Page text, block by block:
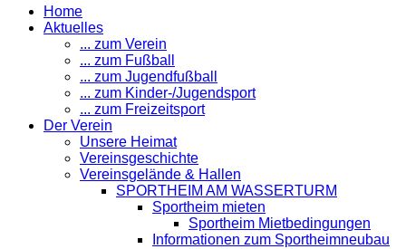
Home
Aktuelles
... zum Verein
... zum Fußball
... zum Jugendfußball
... zum Kinder-/Jugendsport
... zum Freizeitsport
Der Verein
Unsere Heimat
Vereinsgeschichte
Vereinsgelände & Hallen
SPORTHEIM AM WASSERTURM
Sportheim mieten
Sportheim Mietbedingungen
Informationen zum Sportheimneubau